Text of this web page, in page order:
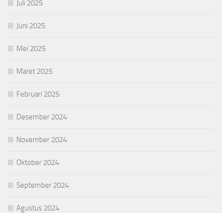
Juli 2025
Juni 2025
Mei 2025
Maret 2025
Februari 2025
Desember 2024
November 2024
Oktober 2024
September 2024
Agustus 2024